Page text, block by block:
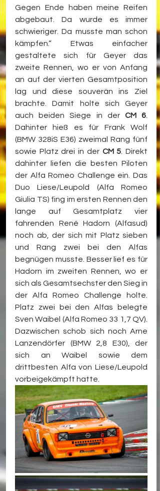
Gegen Ende haben meine Reifen
abgebaut. Da wurde es immer
schwieriger. Da musste man schon
kämpfen.“ Etwas einfacher
gestaltete sich für Geyer das
zweite Rennen, wo er von Anfang
an auf der vierten Gesamtposition
lag und diese souverän ins Ziel
brachte. Damit holte sich Geyer
auch beiden Siege in der CM 6
Dahinter hieß es für Frank Wolf
(BMW 328iS E36) zweimal Rang fünf
sowie Platz drei in der CM 5 . Direkt
dahinter liefen die besten Piloten
der Alfa Romeo Challenge ein. Das
Duo Liese/Leupold (Alfa Romeo
Giulia TS) fing im ersten Rennen den
lange auf Gesamtplatz vier
fahrenden René Hadorn (Alfasud)
noch ab, der sich mit Platz sieben
und Rang zwei bei den Alfas
begnügen musste. Besser lief es für
Hadorn im zweiten Rennen, wo er
sich als Gesamtsechster den Sieg in
der Alfa Romeo Challenge holte.
Platz zwei bei den Alfas belegte
Sven Waibel (Alfa Romeo 33 1,7 QV).
Dazwischen schob sich noch Arne
Lanzendörfer (BMW 2,8 E30), der
sich an Waibel sowie dem
drittbesten Alfa von Liese/Leupold
vorbeigekämpft hatte.